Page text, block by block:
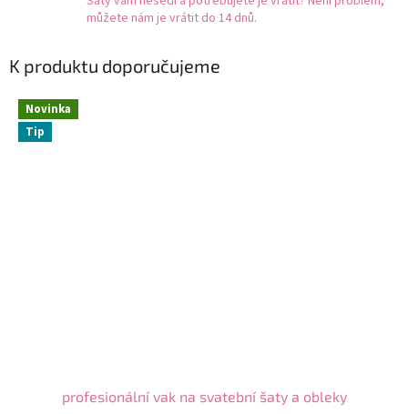
můžete nám je vrátit do 14 dnů.
K produktu doporučujeme
Novinka
Tip
profesionální vak na svatební šaty a obleky